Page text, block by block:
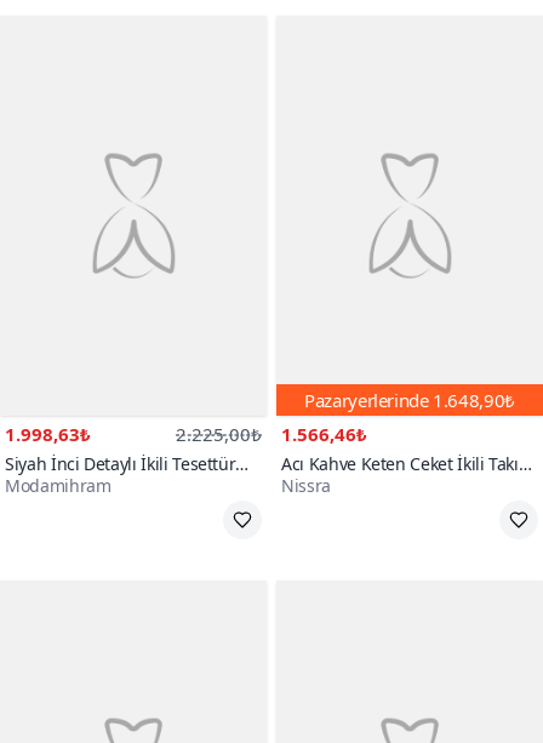
1.998,63₺ 2.225,00₺
Siyah İnci Detaylı İkili Tesettür
Takım
Modamihram
Pazaryerlerinde 1.648,90₺
1.566,46₺
Acı Kahve Keten Ceket İkili Takım
Elbise
Nissra